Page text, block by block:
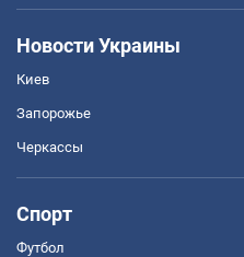
Новости Украины
Киев
Запорожье
Черкассы
Спорт
Футбол